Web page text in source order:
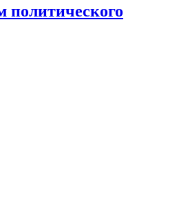
политического